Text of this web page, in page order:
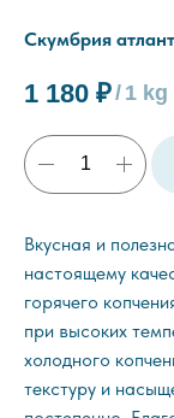
Скумбрия
1 180 ₽/ 1 kg
Вкусная и
настоящему
горячего
при высоких
холодного
текстуру и